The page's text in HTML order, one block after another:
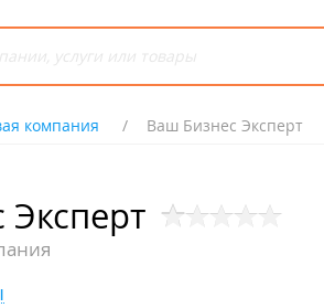
компания Ваш Бизнес Эксперт